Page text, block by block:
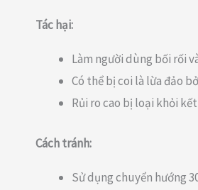
Tác hại:
Làm người dùng bối rối
Có thể bị coi là lừa đảo
Rủi ro cao bị loại khỏi
Cách tránh:
Sử dụng chuyển hướng